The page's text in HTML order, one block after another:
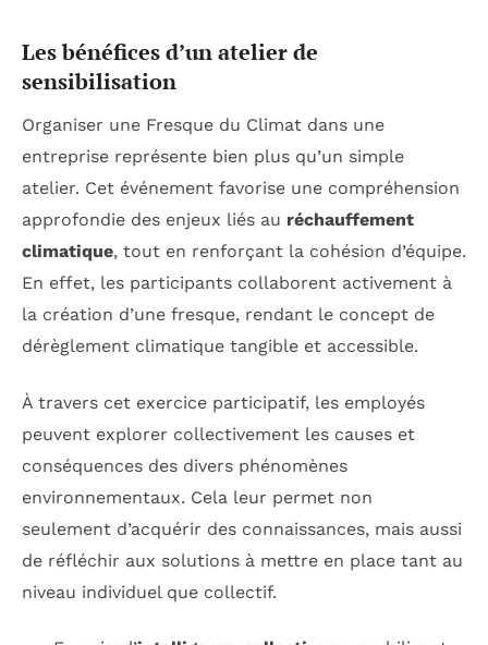
Les bénéfices d’un atelier de
sensibilisation
Organiser une Fresque du Climat dans une
entreprise représente bien plus qu’un simple
atelier. Cet événement favorise une compréhension
approfondie des enjeux liés au réchauffement
climatique, tout en renforçant la cohésion d’équipe.
En effet, les participants collaborent activement à
la création d’une fresque, rendant le concept de
dérèglement climatique tangible et accessible.
À travers cet exercice participatif, les employés
peuvent explorer collectivement les causes et
conséquences des divers phénomènes
environnementaux. Cela leur permet non
seulement d’acquérir des connaissances, mais aussi
de réfléchir aux solutions à mettre en place tant au
niveau individuel que collectif.